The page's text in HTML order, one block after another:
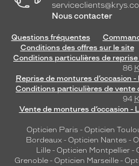
Nous contacter
Questions fréquentes
Conditions des offres sur le site
Conditions particulières de reprise
86
Reprise de montures d’occasion
Conditions particulières de vente
94
Vente de montures d’occasion
Opticien Paris - Opticien
Bordeaux- Opticien Nantes -
Lille - Opticien Montpellier -
Grenoble - Opticien Marseille -